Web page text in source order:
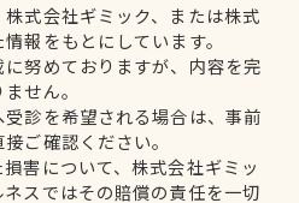
式会社ギミック、または株式
報をもとにしています。
努めておりますが、内容を完
せん。
診を希望される場合は、事前
ご確認ください。
害について、株式会社ギミッ
スではその賠償の責任を一切